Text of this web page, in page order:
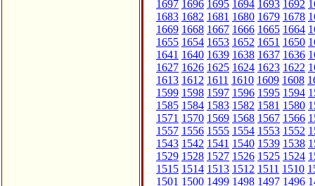
1697 1696 1695 1694 1693 1692
1683 1682 1681 1680 1679 1678
1669 1668 1667 1666 1665 1664
1655 1654 1653 1652 1651 1650
1641 1640 1639 1638 1637 1636
1627 1626 1625 1624 1623 1622
1613 1612 1611 1610 1609 1608
1599 1598 1597 1596 1595 1594
1585 1584 1583 1582 1581 1580
1571 1570 1569 1568 1567 1566
1557 1556 1555 1554 1553 1552
1543 1542 1541 1540 1539 1538
1529 1528 1527 1526 1525 1524
1515 1514 1513 1512 1511 1510
1501 1500 1499 1498 1497 1496